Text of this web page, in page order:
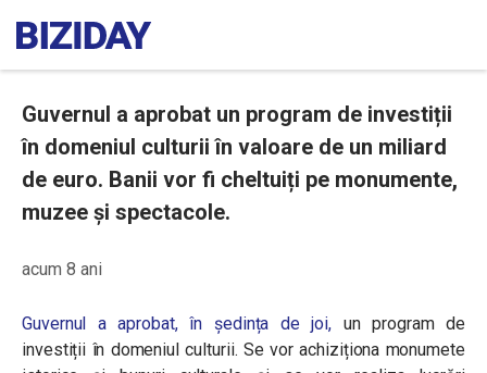
Guvernul a aprobat un program de investiții
în domeniul culturii în valoare de un miliard
de euro. Banii vor fi cheltuiți pe monumente,
muzee și spectacole.
acum 8 ani
Guvernul a aprobat, în ședința de joi, un program de
investiții în domeniul culturii. Se vor achiziționa monumete